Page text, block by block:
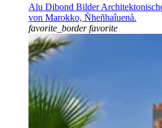
Alu Dibond Bilder
von Marokko, Ñheñhaîuenå.
favorite_border favorite